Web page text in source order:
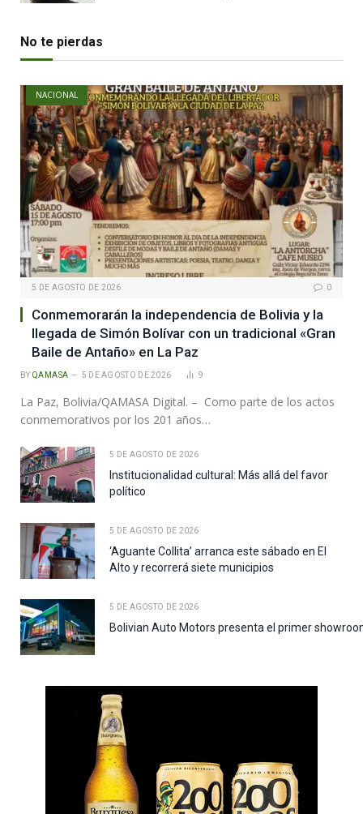
No te pierdas
NACIONAL
5 DE AGOSTO DE 2026 0
Conmemorarán la independencia de Bolivia y la
llegada de Simón Bolívar con un tradicional «Gran
Baile de Antaño» en La Paz
BY QAMASA 5 DE AGOSTO DE 2026 9
La Paz, Bolivia/QAMASA Digital. – Como parte de los actos
conmemorativos por los 201 años…
5 DE AGOSTO DE 2026
Institucionalidad cultural: Más allá del favor
político
5 DE AGOSTO DE 2026
‘Aguante Collita’ arranca este sábado en El
Alto y recorrerá siete municipios
5 DE AGOSTO DE 2026
Bolivian Auto Motors presenta el primer